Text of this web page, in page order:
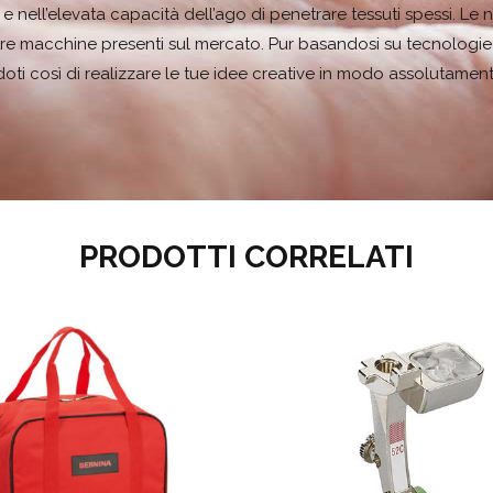
nell’elevata capacità dell’ago di penetrare tessuti spessi.
macchine presenti sul mercato. Pur basandosi su
così di realizzare le tue idee creative in modo
PRODOTTI CORRELATI